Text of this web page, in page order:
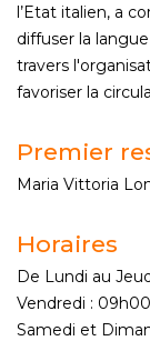
l’Etat italien, a
diffuser la
travers
favoriser la
Premier
Maria Vittoria
Horaires
De Lundi au
Vendredi :
Samedi et